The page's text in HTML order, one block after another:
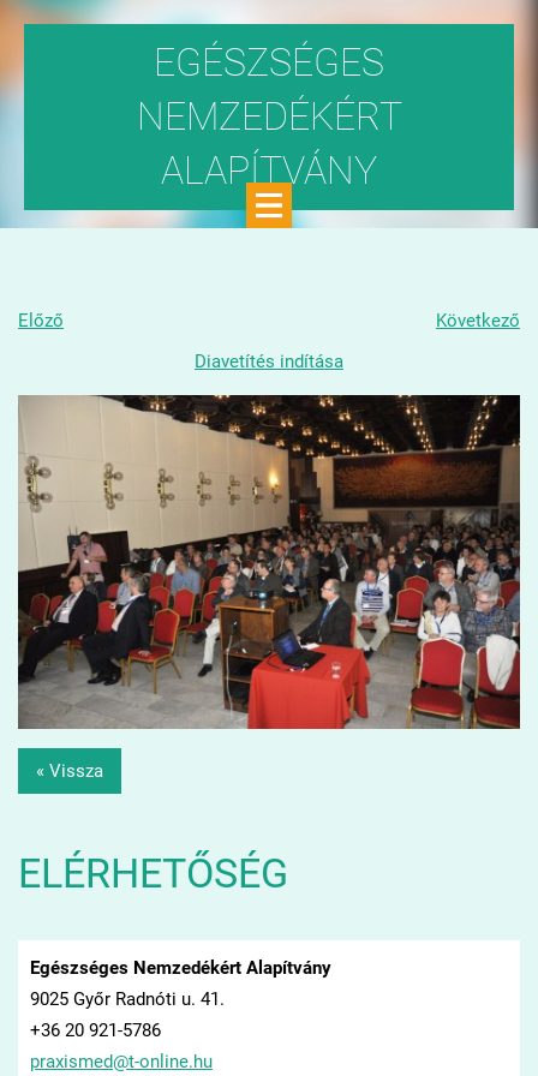
EGÉSZSÉGES
NEMZEDÉKÉRT
ALAPÍTVÁNY
Előző
Következő
Diavetítés indítása
« Vissza
ELÉRHETŐSÉG
Egészséges Nemzedékért Alapítvány
9025 Győr Radnóti u. 41.
+36 20 921-5786
praxismed@t-online.hu